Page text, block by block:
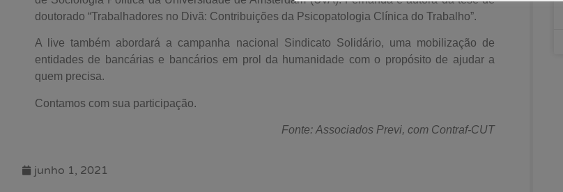
doutorado “Trabalhadores no Divã: Contribuições da Psicopatologia Clínica do Trabalho”.
A live também abordará a campanha nacional Sindicato Solidário, uma mobilização de
entidades de bancárias e bancários em prol da humanidade com o propósito de ajudar a
quem precisa.
Contamos com sua participação.
Fonte: Associados Previ, com Contraf-CUT
junho 1, 2021